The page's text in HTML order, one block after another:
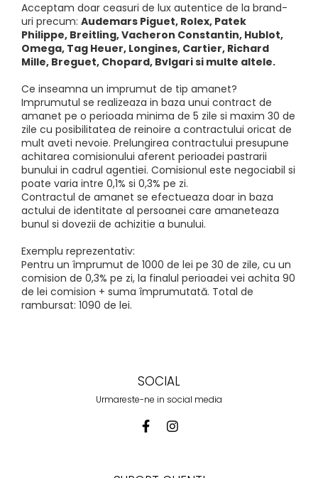
Acceptam doar ceasuri de lux autentice de la brand-
uri precum: Audemars Piguet, Rolex, Patek
Philippe, Breitling, Vacheron Constantin, Hublot,
Omega, Tag Heuer, Longines, Cartier, Richard
Mille, Breguet, Chopard, Bvlgari si multe altele.
Ce inseamna un imprumut de tip amanet?
Imprumutul se realizeaza in baza unui contract de
amanet pe o perioada minima de 5 zile si maxim 30 de
zile cu posibilitatea de reinoire a contractului oricat de
mult aveti nevoie. Prelungirea contractului presupune
achitarea comisionului aferent perioadei pastrarii
bunului in cadrul agentiei. Comisionul este negociabil si
poate varia intre 0,1% si 0,3% pe zi.
Contractul de amanet se efectueaza doar in baza
actului de identitate al persoanei care amaneteaza
bunul si dovezii de achizitie a bunului.
Exemplu reprezentativ:
Pentru un împrumut de 1000 de lei pe 30 de zile, cu un
comision de 0,3% pe zi, la finalul perioadei vei achita 90
de lei comision + suma împrumutată. Total de
rambursat: 1090 de lei.
SOCIAL
Urmareste-ne in social media